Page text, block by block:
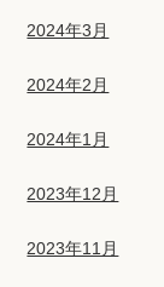
2024年3月
2024年2月
2024年1月
2023年12月
2023年11月